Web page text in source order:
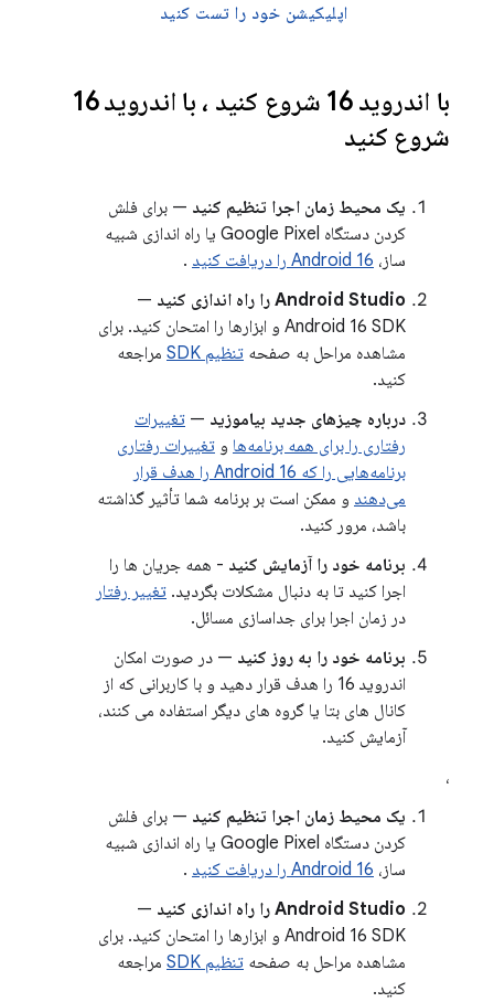
اپلیکیشن خود را تست کنید
با اندروید 16 شروع کنید ،
با اندروید 16
شروع کنید
یک محیط زمان اجرا تنظیم کنید — برای فلش
کردن دستگاه Google Pixel یا راه اندازی شبیه
ساز، Android 16 را دریافت کنید
.
Android Studio را راه اندازی کنید
—
Android 16 SDK و ابزارها را امتحان کنید. برای
مشاهده مراحل به صفحه تنظیم SDK
مراجعه
کنید.
درباره چیزهای جدید بیاموزید — تغییرات
رفتاری را برای همه برنامه‌ها و تغییرات رفتاری
برنامه‌هایی را که Android 16 را هدف قرار
می‌دهند و ممکن است بر برنامه شما تأثیر گذاشته
باشد، مرور کنید.
برنامه خود را آزمایش کنید - همه جریان ها را
اجرا کنید تا به دنبال مشکلات بگردید. تغییر رفتار
در زمان اجرا برای جداسازی مسائل.
برنامه خود را به روز کنید — در صورت امکان
اندروید 16 را هدف قرار دهید و با کاربرانی که از
کانال های بتا یا گروه های دیگر استفاده می کنند،
آزمایش کنید.
،
یک محیط زمان اجرا تنظیم کنید — برای فلش
کردن دستگاه Google Pixel یا راه اندازی شبیه
ساز، Android 16 را دریافت کنید
.
Android Studio را راه اندازی کنید
—
Android 16 SDK و ابزارها را امتحان کنید. برای
مشاهده مراحل به صفحه تنظیم SDK
مراجعه
کنید.